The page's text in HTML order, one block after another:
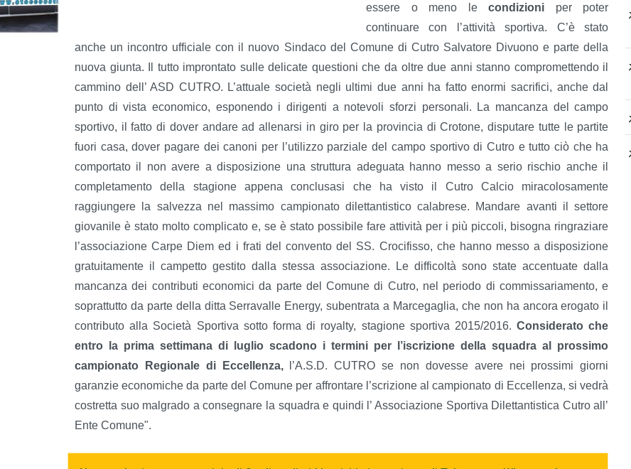
essere o meno lecondizioni per poter
continuare con l’attività sportiva. C’è stato
anche un incontro ufficiale con il nuovo Sindaco del Comune di Cutro Salvatore Divuono e parte della
nuova giunta. Il tutto improntato sulle delicate questioni che da oltre due anni stanno compromettendo il
cammino dell’ ASD CUTRO. L’attuale società negli ultimi due anni ha fatto enormi sacrifici, anche dal
punto di vista economico, esponendo i dirigenti a notevoli sforzi personali. La mancanza del campo
sportivo, il fatto di dover andare ad allenarsi in giro per la provincia di Crotone, disputare tutte le partite
fuori casa, dover pagare dei canoni per l’utilizzo parziale del campo sportivo di Cutro e tutto ciò che ha
comportato il non avere a disposizione una struttura adeguata hanno messo a serio rischio anche il
completamento della stagione appena conclusasi che ha visto il Cutro Calcio miracolosamente
raggiungere la salvezza nel massimo campionato dilettantistico calabrese. Mandare avanti il settore
giovanile è stato molto complicato e, se è stato possibile fare attività per i più piccoli, bisogna ringraziare
l’associazione Carpe Diem ed i frati del convento del SS. Crocifisso, che hanno messo a disposizione
gratuitamente il campetto gestito dalla stessa associazione. Le difficoltà sono state accentuate dalla
mancanza dei contributi economici da parte del Comune di Cutro, nel periodo di commissariamento, e
soprattutto da parte della ditta Serravalle Energy, subentrata a Marcegaglia, che non ha ancora erogato il
contributo alla Società Sportiva sotto forma di royalty, stagione sportiva 2015/2016.Considerato che
entro la prima settimana di luglio scadono i termini per l’iscrizione della squadra al prossimo
campionato Regionale di Eccellenza,l’A.S.D. CUTRO se non dovesse avere nei prossimi giorni
garanzie economiche da parte del Comune per affrontare l’scrizione al campionato di Eccellenza, si vedrà
costretta suo malgrado a consegnare la squadra e quindi l’ Associazione Sportiva Dilettantistica Cutro all’
Ente Comune".